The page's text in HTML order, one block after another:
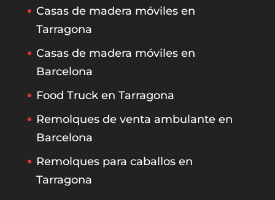
Casas de madera móviles en
Tarragona
Casas de madera móviles en
Barcelona
Food Truck en Tarragona
Remolques de venta ambulante en
Barcelona
Remolques para caballos en
Tarragona